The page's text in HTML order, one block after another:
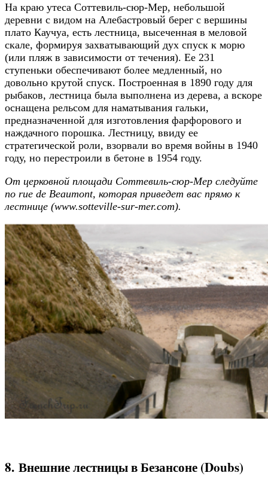
На краю утеса Соттевиль-сюр-Мер, небольшой
деревни с видом на Алебастровый берег с вершины
плато Каучуа, есть лестница, высеченная в меловой
скале, формируя захватывающий дух спуск к морю
(или пляж в зависимости от течения). Ее 231
ступеньки обеспечивают более медленный, но
довольно крутой спуск. Построенная в 1890 году для
рыбаков, лестница была выполнена из дерева, а вскоре
оснащена рельсом для наматывания гальки,
предназначенной для изготовления фарфорового и
наждачного порошка. Лестницу, ввиду ее
стратегической роли, взорвали во время войны в 1940
году, но перестроили в бетоне в 1954 году.
От церковной площади Соттевиль-сюр-Мер следуйте
по rue de Beaumont, которая приведет вас прямо к
лестнице (www.sotteville-sur-mer.com).
8. Внешние лестницы в Безансоне (Doubs)